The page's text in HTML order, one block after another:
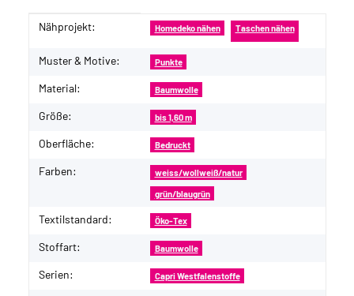
Produkteigenschaft
Wert
Nähprojekt: Homedeko nähen Taschen nähen
Muster & Motive: Punkte
Material: Baumwolle
Größe: bis 1,60 m
Oberfläche: Bedruckt
Farben: weiss/wollweiß/natur
grün/blaugrün
Textilstandard: Öko-Tex
Stoffart: Baumwolle
Serien: Capri Westfalenstoffe